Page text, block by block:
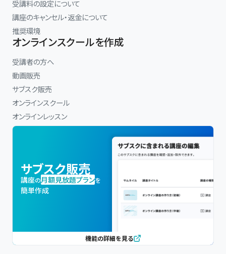
受講料の設定について
講座のキャンセル・返金について
推奨環境
オンラインスクールを作成
受講者の方へ
動画販売
サブスク販売
オンラインスクール
オンラインレッスン
サブスク販売
講座の月額見放題プランを
簡単作成
機能の詳細を見る